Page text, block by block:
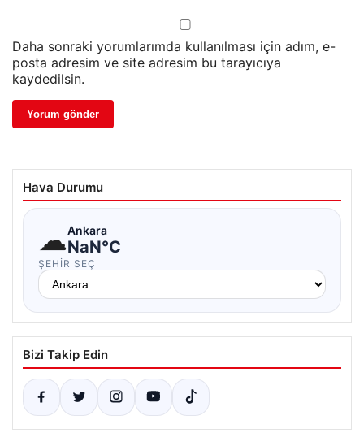
Daha sonraki yorumlarımda kullanılması için adım, e-
posta adresim ve site adresim bu tarayıcıya
kaydedilsin.
Hava Durumu
☁Ankara
NaN°C
ŞEHIR SEÇ
Bizi Takip Edin